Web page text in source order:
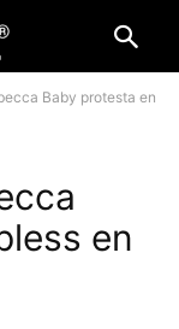
Baby protesta en
en